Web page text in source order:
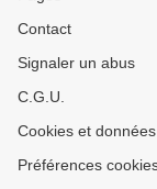
Contact
Signaler un abus
C.G.U.
Cookies et
Préférences